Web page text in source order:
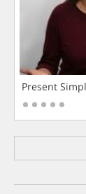
Present